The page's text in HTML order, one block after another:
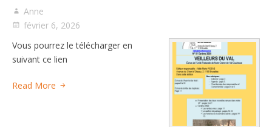
Anne
février 6, 2026
Vous pourrez le télécharger en
suivant ce lien
Read More